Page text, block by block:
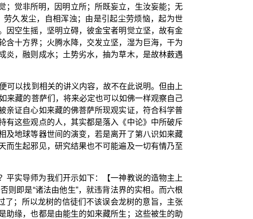
；觉非所明，因明立所；所既妄立，生汝妄能；无
久发尘，自相浑浊；由是引起尘劳烦恼，起为世
因空生摇，坚明立碍，彼金宝者明觉立坚，故有金
含十方界；火腾水降，交发立坚，湿为巨海，干为
炎，融则成水；土势劣水，抽为草木，是故林薮遇
可以找到相关的讲义内容，故不在此说明。但由上
来藏的菩萨们，将来必定也可以如佛一样观察自己
亲证自心如来藏的佛菩萨所现观实证，符合科学普
有这些观点的人，其实都是落入《中论》中所破斥
及地球等器世间的演变，若是离开了第八识如来藏
而生起邪见，研究结果也不可能遍及一切有情乃至
平实导师为我们开示如下：【一神教说的造物主上
则即是“诸法由他生”，就违背法界的实相。而六根
了；所以龙树的信徒们不该误会龙树的意旨，主张
助缘，也都是由能生的如来藏所生；这些被生的助